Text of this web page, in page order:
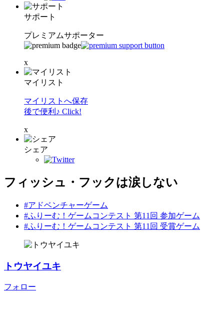
サポート
プレミアムサポーター
x
マイリスト
マイリストへ保存
後で便利♪ Click!
x
シェア
フィッシュ・フックは涙しない
#アドベンチャーゲーム
#ふりーむ！ゲームコンテスト 第11回 参加ゲーム
#ふりーむ！ゲームコンテスト 第11回 受賞ゲーム
トウヤイユキ
フォロー